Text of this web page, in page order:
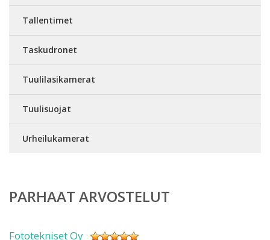
Tallentimet
Taskudronet
Tuulilasikamerat
Tuulisuojat
Urheilukamerat
PARHAAT ARVOSTELUT
Fototekniset Oy